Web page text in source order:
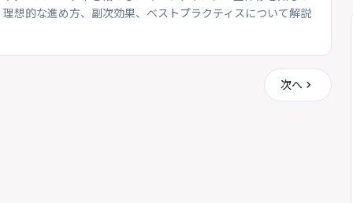
想的な進め方、副次効果、ベストプラクティスについて解説
次へ chevron_right